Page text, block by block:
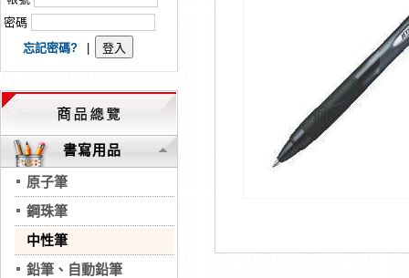
本網站免費註冊，所標示的商品單價皆為“未稅價格”；本公司保有是否接單出
密碼
忘記密碼?
書寫用品
原子筆
鋼珠筆
中性筆
鉛筆、自動鉛筆